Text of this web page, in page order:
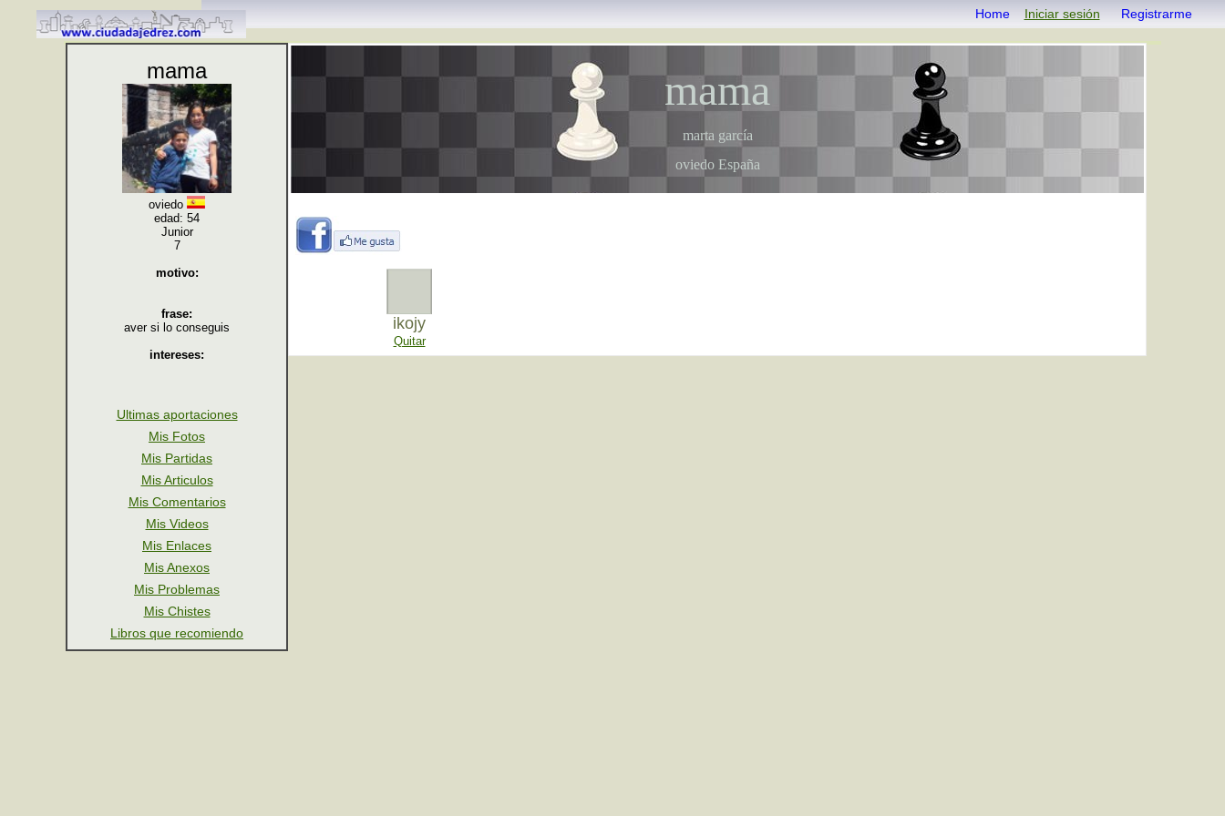
Home Iniciar sesión Registrarme
mama
oviedo
edad: 54
Junior
7
motivo:
frase:
aver si lo conseguis
intereses:
Ultimas aportaciones
Mis Fotos
Mis Partidas
Mis Articulos
Mis Comentarios
Mis Videos
Mis Enlaces
Mis Anexos
Mis Problemas
Mis Chistes
Libros que recomiendo
mama
marta garcía
oviedo España
ikojy
Quitar